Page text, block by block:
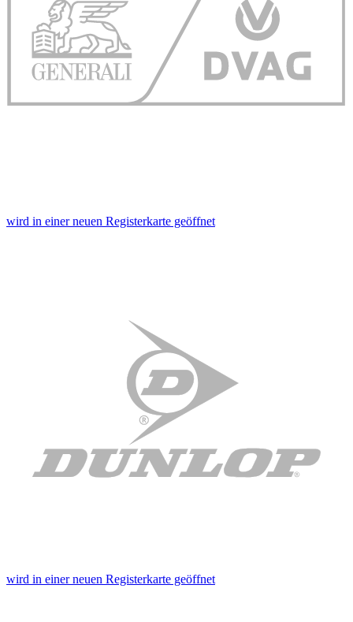
wird in einer neuen Registerkarte geöffnet
wird in einer neuen Registerkarte geöffnet